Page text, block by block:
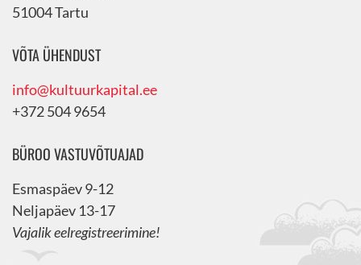
51004 Tartu
VÕTA ÜHENDUST
info@kultuurkapital.ee
+372 504 9654
BÜROO VASTUVÕTUAJAD
Esmaspäev 9-12
Neljapäev 13-17
Vajalik eelregistreerimine!